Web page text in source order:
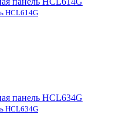
HCL614G
HCL634G